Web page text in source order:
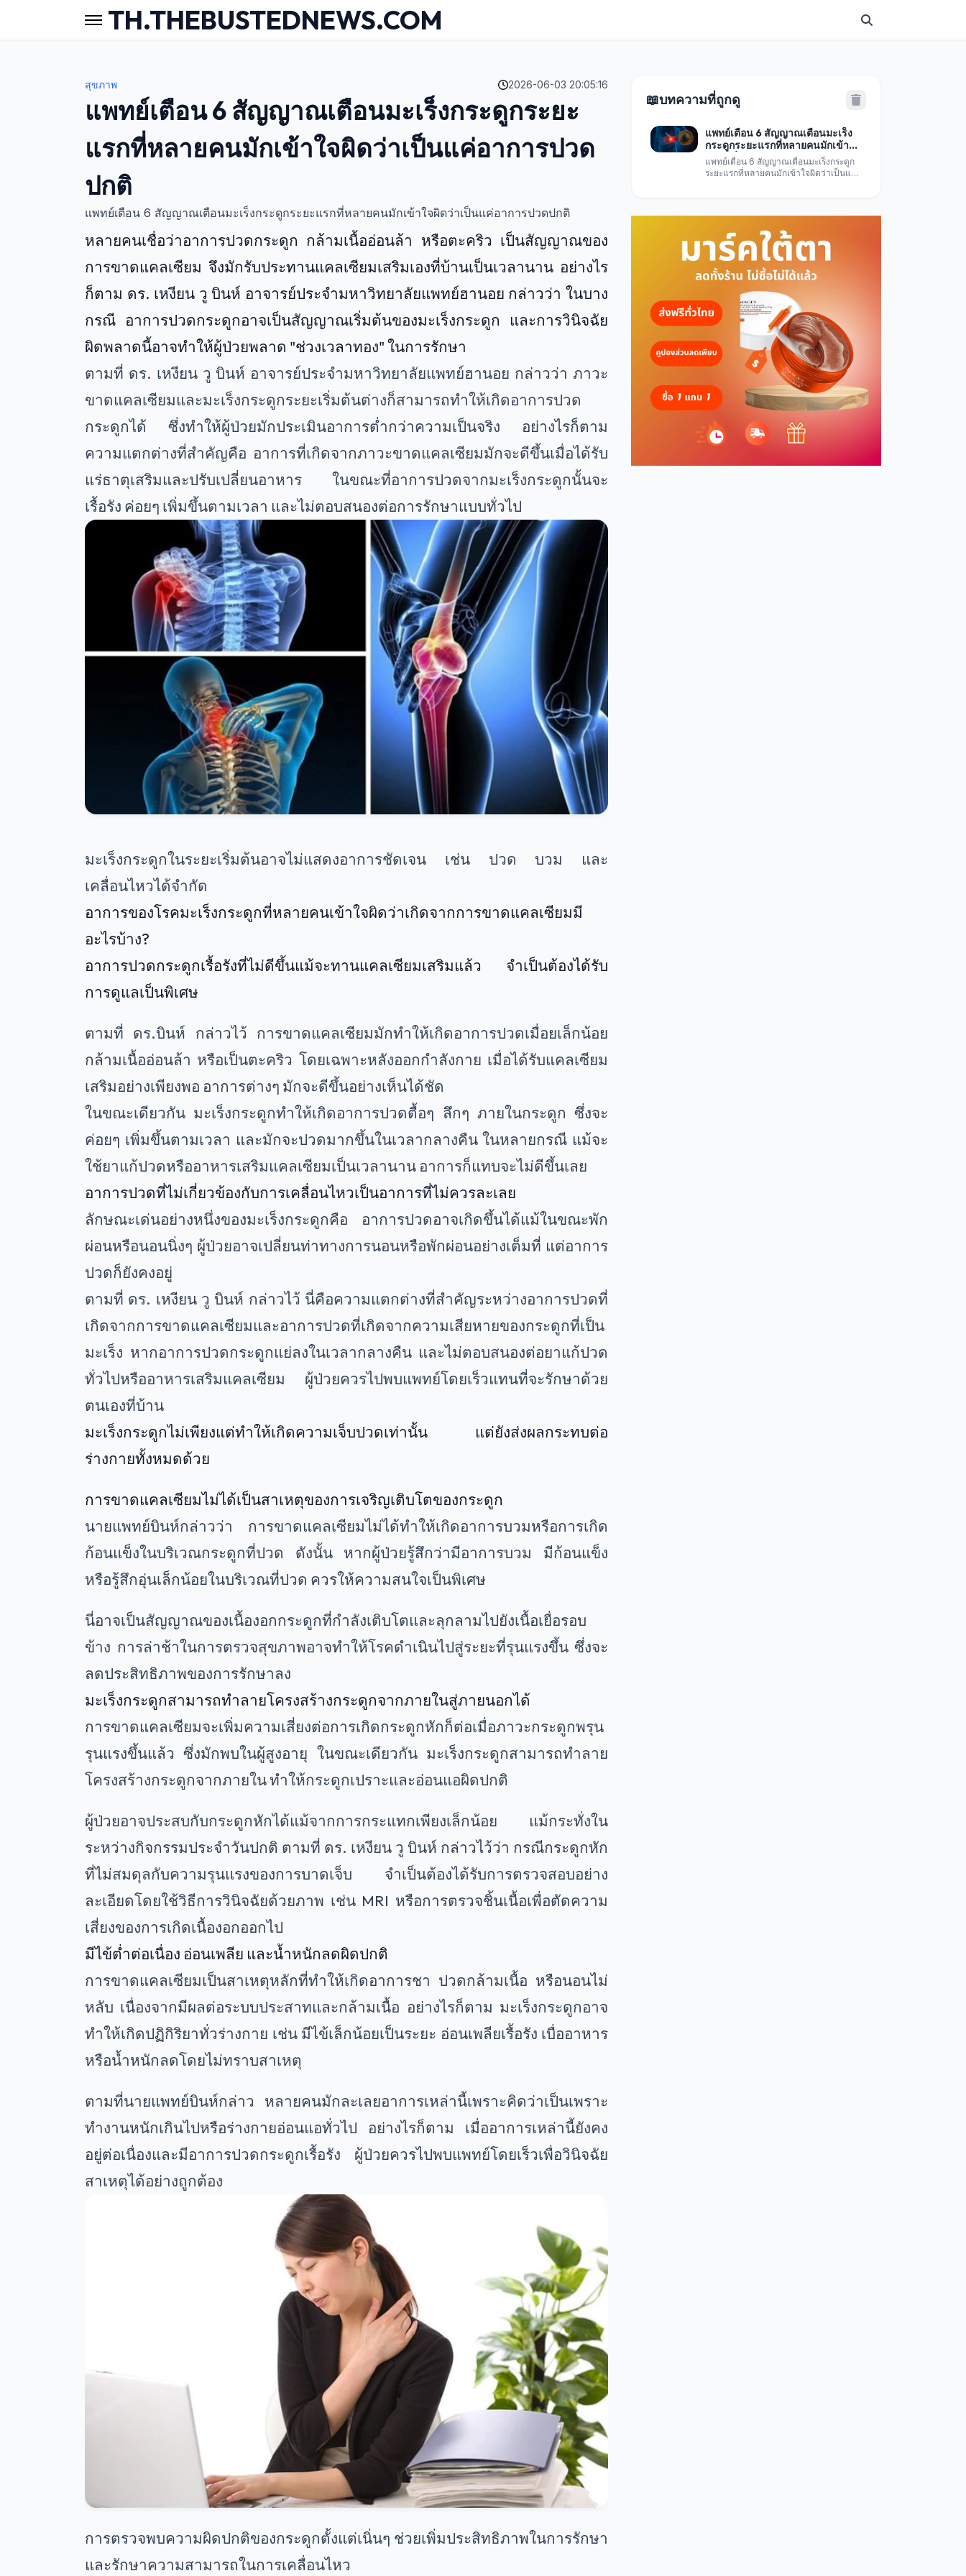
TH.THEBUSTEDNEWS.COM
สุขภาพ 2026-06-03 20:05:16
แพทย์เตือน 6 สัญญาณเตือนมะเร็งกระดูกระยะ
แรกที่หลายคนมักเข้าใจผิดว่าเป็นแค่อาการปวด
ปกติ
แพทย์เตือน 6 สัญญาณเตือนมะเร็งกระดูกระยะแรกที่หลายคนมักเข้าใจผิดว่าเป็นแค่อาการปวดปกติ
หลายคนเชื่อว่าอาการปวดกระดูก กล้ามเนื้ออ่อนล้า หรือตะคริว เป็นสัญญาณของ
การขาดแคลเซียม จึงมักรับประทานแคลเซียมเสริมเองที่บ้านเป็นเวลานาน อย่างไร
ก็ตาม ดร. เหงียน วู บินห์ อาจารย์ประจำมหาวิทยาลัยแพทย์ฮานอย กล่าวว่า ในบาง
กรณี อาการปวดกระดูกอาจเป็นสัญญาณเริ่มต้นของมะเร็งกระดูก และการวินิจฉัย
ผิดพลาดนี้อาจทำให้ผู้ป่วยพลาด "ช่วงเวลาทอง" ในการรักษา
ตามที่ ดร. เหงียน วู บินห์ อาจารย์ประจำมหาวิทยาลัยแพทย์ฮานอย กล่าวว่า ภาวะ
ขาดแคลเซียมและมะเร็งกระดูกระยะเริ่มต้นต่างก็สามารถทำให้เกิดอาการปวด
กระดูกได้ ซึ่งทำให้ผู้ป่วยมักประเมินอาการต่ำกว่าความเป็นจริง อย่างไรก็ตาม
ความแตกต่างที่สำคัญคือ อาการที่เกิดจากภาวะขาดแคลเซียมมักจะดีขึ้นเมื่อได้รับ
แร่ธาตุเสริมและปรับเปลี่ยนอาหาร ในขณะที่อาการปวดจากมะเร็งกระดูกนั้นจะ
เรื้อรัง ค่อยๆ เพิ่มขึ้นตามเวลา และไม่ตอบสนองต่อการรักษาแบบทั่วไป
มะเร็งกระดูกในระยะเริ่มต้นอาจไม่แสดงอาการชัดเจน เช่น ปวด บวม และ
เคลื่อนไหวได้จำกัด
อาการของโรคมะเร็งกระดูกที่หลายคนเข้าใจผิดว่าเกิดจากการขาดแคลเซียมมี
อะไรบ้าง?
อาการปวดกระดูกเรื้อรังที่ไม่ดีขึ้นแม้จะทานแคลเซียมเสริมแล้ว จำเป็นต้องได้รับ
การดูแลเป็นพิเศษ
ตามที่ ดร.บินห์ กล่าวไว้ การขาดแคลเซียมมักทำให้เกิดอาการปวดเมื่อยเล็กน้อย
กล้ามเนื้ออ่อนล้า หรือเป็นตะคริว โดยเฉพาะหลังออกกำลังกาย เมื่อได้รับแคลเซียม
เสริมอย่างเพียงพอ อาการต่างๆ มักจะดีขึ้นอย่างเห็นได้ชัด
ในขณะเดียวกัน มะเร็งกระดูกทำให้เกิดอาการปวดตื้อๆ ลึกๆ ภายในกระดูก ซึ่งจะ
ค่อยๆ เพิ่มขึ้นตามเวลา และมักจะปวดมากขึ้นในเวลากลางคืน ในหลายกรณี แม้จะ
ใช้ยาแก้ปวดหรืออาหารเสริมแคลเซียมเป็นเวลานาน อาการก็แทบจะไม่ดีขึ้นเลย
อาการปวดที่ไม่เกี่ยวข้องกับการเคลื่อนไหวเป็นอาการที่ไม่ควรละเลย
ลักษณะเด่นอย่างหนึ่งของมะเร็งกระดูกคือ อาการปวดอาจเกิดขึ้นได้แม้ในขณะพัก
ผ่อนหรือนอนนิ่งๆ ผู้ป่วยอาจเปลี่ยนท่าทางการนอนหรือพักผ่อนอย่างเต็มที่ แต่อาการ
ปวดก็ยังคงอยู่
ตามที่ ดร. เหงียน วู บินห์ กล่าวไว้ นี่คือความแตกต่างที่สำคัญระหว่างอาการปวดที่
เกิดจากการขาดแคลเซียมและอาการปวดที่เกิดจากความเสียหายของกระดูกที่เป็น
มะเร็ง หากอาการปวดกระดูกแย่ลงในเวลากลางคืน และไม่ตอบสนองต่อยาแก้ปวด
ทั่วไปหรืออาหารเสริมแคลเซียม ผู้ป่วยควรไปพบแพทย์โดยเร็วแทนที่จะรักษาด้วย
ตนเองที่บ้าน
มะเร็งกระดูกไม่เพียงแต่ทำให้เกิดความเจ็บปวดเท่านั้น แต่ยังส่งผลกระทบต่อ
ร่างกายทั้งหมดด้วย
การขาดแคลเซียมไม่ได้เป็นสาเหตุของการเจริญเติบโตของกระดูก
นายแพทย์บินห์กล่าวว่า การขาดแคลเซียมไม่ได้ทำให้เกิดอาการบวมหรือการเกิด
ก้อนแข็งในบริเวณกระดูกที่ปวด ดังนั้น หากผู้ป่วยรู้สึกว่ามีอาการบวม มีก้อนแข็ง
หรือรู้สึกอุ่นเล็กน้อยในบริเวณที่ปวด ควรให้ความสนใจเป็นพิเศษ
นี่อาจเป็นสัญญาณของเนื้องอกกระดูกที่กำลังเติบโตและลุกลามไปยังเนื้อเยื่อรอบ
ข้าง การล่าช้าในการตรวจสุขภาพอาจทำให้โรคดำเนินไปสู่ระยะที่รุนแรงขึ้น ซึ่งจะ
ลดประสิทธิภาพของการรักษาลง
มะเร็งกระดูกสามารถทำลายโครงสร้างกระดูกจากภายในสู่ภายนอกได้
การขาดแคลเซียมจะเพิ่มความเสี่ยงต่อการเกิดกระดูกหักก็ต่อเมื่อภาวะกระดูกพรุน
รุนแรงขึ้นแล้ว ซึ่งมักพบในผู้สูงอายุ ในขณะเดียวกัน มะเร็งกระดูกสามารถทำลาย
โครงสร้างกระดูกจากภายใน ทำให้กระดูกเปราะและอ่อนแอผิดปกติ
ผู้ป่วยอาจประสบกับกระดูกหักได้แม้จากการกระแทกเพียงเล็กน้อย แม้กระทั่งใน
ระหว่างกิจกรรมประจำวันปกติ ตามที่ ดร. เหงียน วู บินห์ กล่าวไว้ว่า กรณีกระดูกหัก
ที่ไม่สมดุลกับความรุนแรงของการบาดเจ็บ จำเป็นต้องได้รับการตรวจสอบอย่าง
ละเอียดโดยใช้วิธีการวินิจฉัยด้วยภาพ เช่น MRI หรือการตรวจชิ้นเนื้อเพื่อตัดความ
เสี่ยงของการเกิดเนื้องอกออกไป
มีไข้ต่ำต่อเนื่อง อ่อนเพลีย และน้ำหนักลดผิดปกติ
การขาดแคลเซียมเป็นสาเหตุหลักที่ทำให้เกิดอาการชา ปวดกล้ามเนื้อ หรือนอนไม่
หลับ เนื่องจากมีผลต่อระบบประสาทและกล้ามเนื้อ อย่างไรก็ตาม มะเร็งกระดูกอาจ
ทำให้เกิดปฏิกิริยาทั่วร่างกาย เช่น มีไข้เล็กน้อยเป็นระยะ อ่อนเพลียเรื้อรัง เบื่ออาหาร
หรือน้ำหนักลดโดยไม่ทราบสาเหตุ
ตามที่นายแพทย์บินห์กล่าว หลายคนมักละเลยอาการเหล่านี้เพราะคิดว่าเป็นเพราะ
ทำงานหนักเกินไปหรือร่างกายอ่อนแอทั่วไป อย่างไรก็ตาม เมื่ออาการเหล่านี้ยังคง
อยู่ต่อเนื่องและมีอาการปวดกระดูกเรื้อรัง ผู้ป่วยควรไปพบแพทย์โดยเร็วเพื่อวินิจฉัย
สาเหตุได้อย่างถูกต้อง
การตรวจพบความผิดปกติของกระดูกตั้งแต่เนิ่นๆ ช่วยเพิ่มประสิทธิภาพในการรักษา
และรักษาความสามารถในการเคลื่อนไหว
📖บทความที่ถูกดู
แพทย์เตือน 6 สัญญาณเตือนมะเร็ง
กระดูกระยะแรกที่หลายคนมักเข้าใจ
ผิดว่าเป็นแค่อาการปวดปกติ
แพทย์เตือน 6 สัญญาณเตือนมะเร็งกระดูก
ระยะแรกที่หลายคนมักเข้าใจผิดว่าเป็นแค่